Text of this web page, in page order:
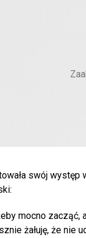
swój występ
mocno zacząć,
żałuję, że nie